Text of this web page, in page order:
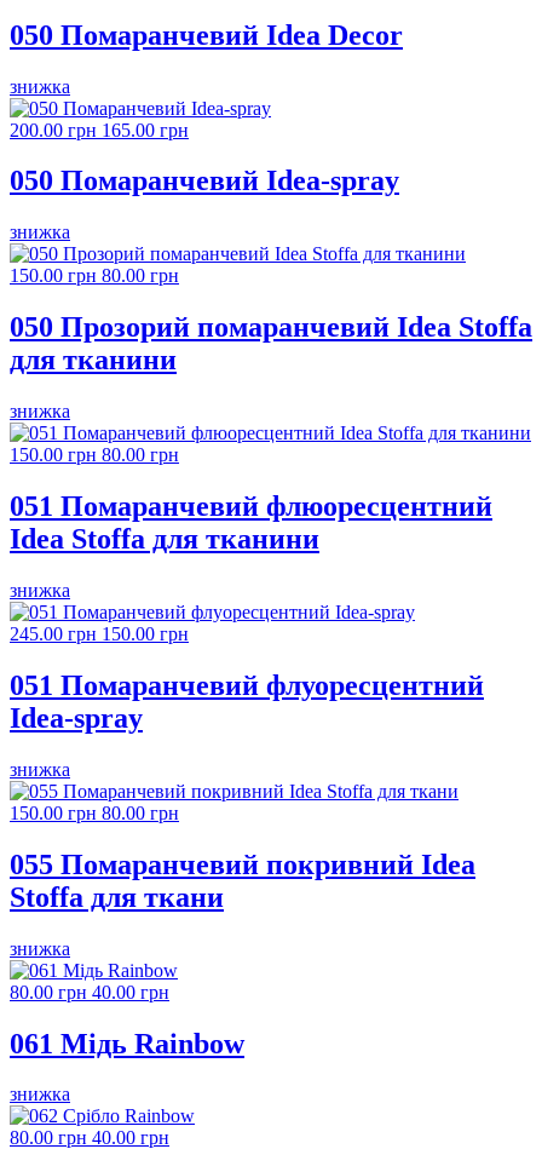
050 Помаранчевий Idea Decor
знижка
200.00 грн 165.00 грн
050 Помаранчевий Idea-spray
знижка
150.00 грн 80.00 грн
050 Прозорий помаранчевий Idea Stoffa
для тканини
знижка
150.00 грн 80.00 грн
051 Помаранчевий флюоресцентний
Idea Stoffa для тканини
знижка
245.00 грн 150.00 грн
051 Помаранчевий флуоресцентний
Idea-spray
знижка
150.00 грн 80.00 грн
055 Помаранчевий покривний Idea
Stoffa для ткани
знижка
80.00 грн 40.00 грн
061 Мідь Rainbow
знижка
80.00 грн 40.00 грн